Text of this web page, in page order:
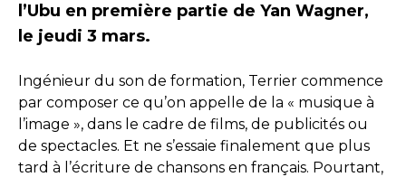
l’Ubu en première partie de Yan Wagner,
le jeudi 3 mars.
Ingénieur du son de formation, Terrier commence
par composer ce qu’on appelle de la « musique à
l’image », dans le cadre de films, de publicités ou
de spectacles. Et ne s’essaie finalement que plus
tard à l’écriture de chansons en français. Pourtant,